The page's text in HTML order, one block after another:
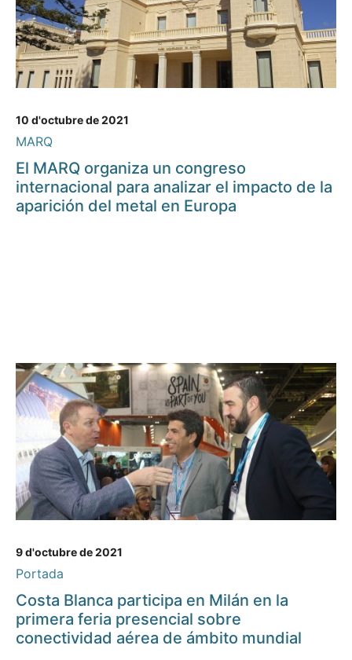
10 d'octubre de 2021
MARQ
El MARQ organiza un congreso
internacional para analizar el impacto de la
aparición del metal en Europa
9 d'octubre de 2021
Portada
Costa Blanca participa en Milán en la
primera feria presencial sobre
conectividad aérea de ámbito mundial